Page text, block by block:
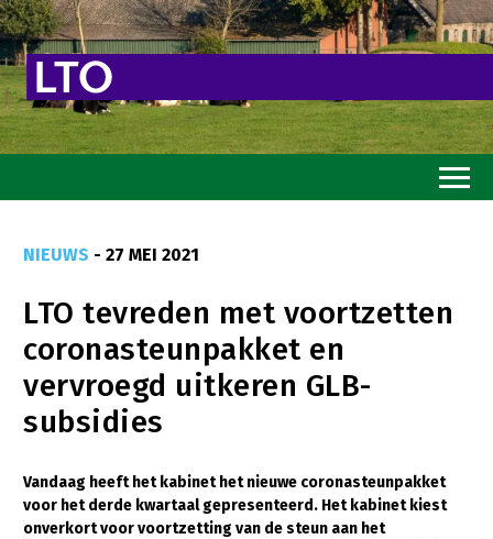
Goed eten
Mooi groen
Sterk ondernemerschap
Thema’s
Gezonde planten
NIEUWS - 27 MEI 2021
LTO tevreden met voortzetten
coronasteunpakket en
vervroegd uitkeren GLB-
subsidies
Vandaag heeft het kabinet het nieuwe coronasteunpakket
voor het derde kwartaal gepresenteerd. Het kabinet kiest
onverkort voor voortzetting van de steun aan het